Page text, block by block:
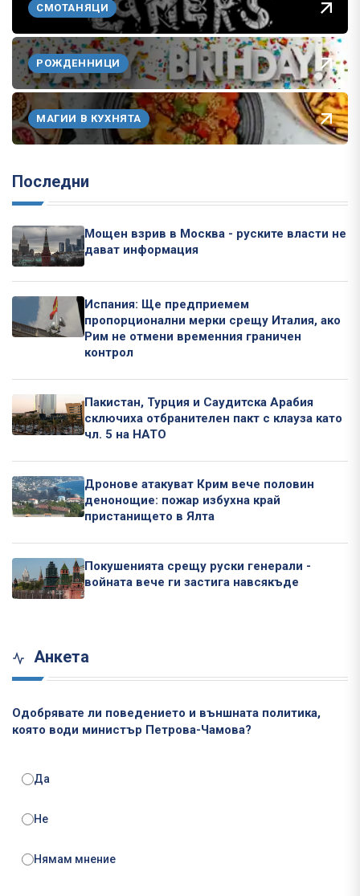
СМОТАНЯЦИ
РОЖДЕННИЦИ
МАГИИ В КУХНЯТА
Последни
Мощен взрив в Москва - руските власти не
дават информация
Испания: Ще предприемем
пропорционални мерки срещу Италия, ако
Рим не отмени временния граничен
контрол
Пакистан, Турция и Саудитска Арабия
сключиха отбранителен пакт с клауза като
чл. 5 на НАТО
Дронове атакуват Крим вече половин
денонощие: пожар избухна край
пристанището в Ялта
Покушенията срещу руски генерали -
войната вече ги застига навсякъде
Анкета
Одобрявате ли поведението и външната политика,
която води министър Петрова-Чамова?
Да
Не
Нямам мнение